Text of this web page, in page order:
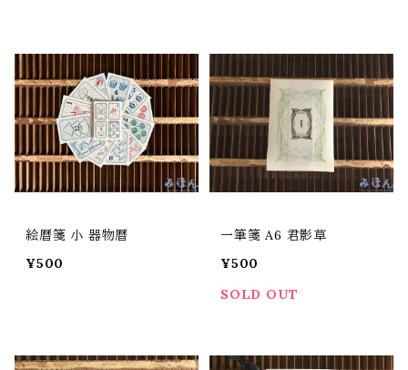
絵暦箋 小 器物暦
¥500
一筆箋 A6 君影草
¥500
SOLD OUT